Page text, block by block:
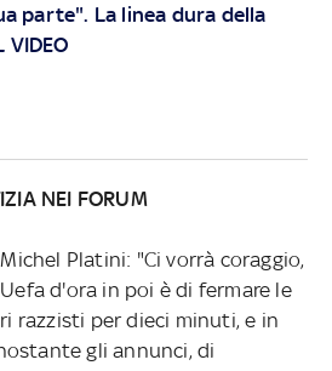
parte". La linea dura della
NEI FORUM
Platini: "Ci vorrà coraggio,
d'ora in poi è di fermare le
razzisti per dieci minuti, e in
gli annunci, di